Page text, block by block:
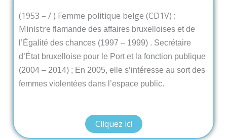
(1953 – / ) Femme politique belge (CD1V) ;
Ministre flamande des affaires bruxelloises et de
l’Égalité des chances (1997 – 1999) . Secrétaire
d’État bruxelloise pour le Port et la fonction publique
(2004 – 2014) ; En 2005, elle s’intéresse au sort des
femmes violentées dans l’espace public.
Cliquez ici